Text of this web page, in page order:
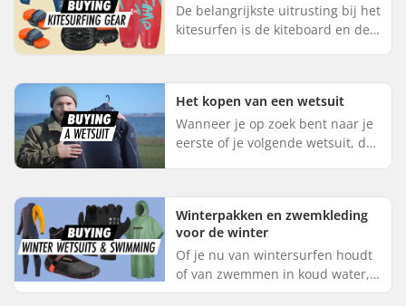
De belangrijkste uitrusting bij het
kitesurfen is de kiteboard en de
beslist om één van de...
Het kopen van een wetsuit
Wanneer je op zoek bent naar je
eerste of je volgende wetsuit, dan
houden: Waar en waarvoor j...
Winterpakken en zwemkleding
voor de winter
Of je nu van wintersurfen houdt
of van zwemmen in koud water,
je bent hier waarschijnlijk omdat